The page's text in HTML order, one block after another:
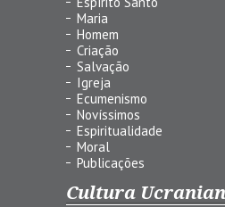
Maria
Homem
Criação
Salvação
Igreja
Ecumenismo
Novíssimos
Espiritualidade
Moral
Publicações
Cultura